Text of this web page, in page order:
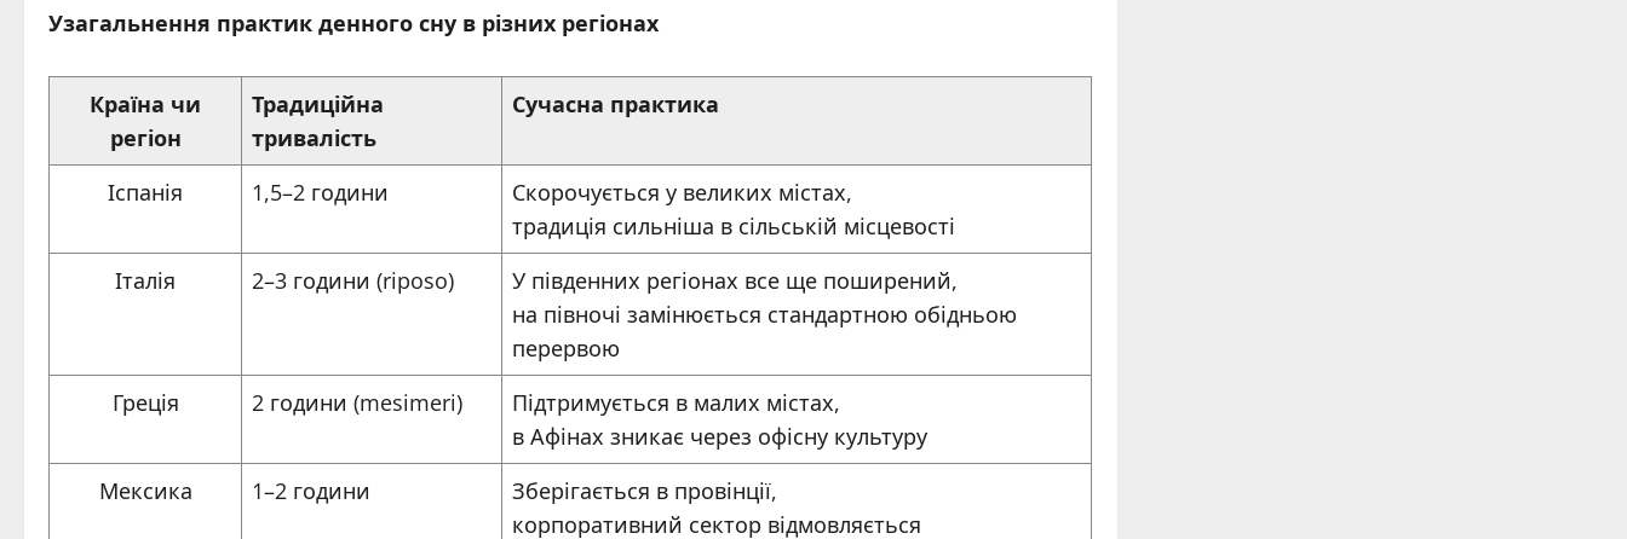
Узагальнення практик денного сну в різних регіонах
Країна чи
регіон
Традиційна
тривалість
Сучасна практика
Іспанія 1,5–2 години
Скорочується у великих містах,
традиція сильніша в сільській місцевості
Італія
2–3 години (riposo)
У південних регіонах все ще поширений,
на півночі замінюється стандартною обідньою
перервою
Греція
2 години (mesimeri)
Підтримується в малих містах,
в Афінах зникає через офісну культуру
Мексика
1–2 години
Зберігається в провінції,
корпоративний сектор відмовляється